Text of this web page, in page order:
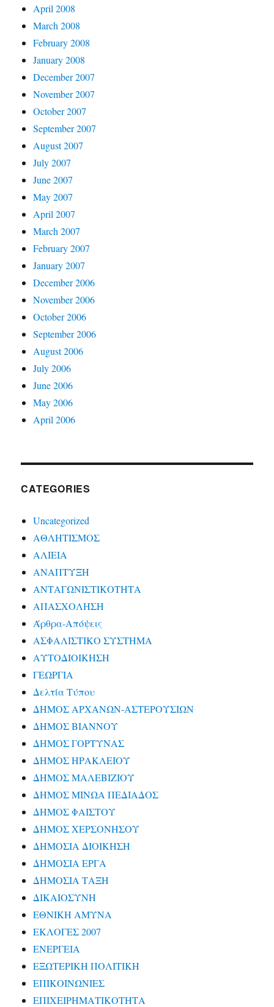
April 2008
March 2008
February 2008
January 2008
December 2007
November 2007
October 2007
September 2007
August 2007
July 2007
June 2007
May 2007
April 2007
March 2007
February 2007
January 2007
December 2006
November 2006
October 2006
September 2006
August 2006
July 2006
June 2006
May 2006
April 2006
CATEGORIES
Uncategorized
ΑΘΛΗΤΙΣΜΟΣ
ΑΛΙΕΙΑ
ΑΝΑΠΤΥΞΗ
ΑΝΤΑΓΩΝΙΣΤΙΚΟΤΗΤΑ
ΑΠΑΣΧΟΛΗΣΗ
Άρθρα-Απόψεις
ΑΣΦΑΛΙΣΤΙΚΟ ΣΥΣΤΗΜΑ
ΑΥΤΟΔΙΟΙΚΗΣΗ
ΓΕΩΡΓΙΑ
Δελτία Τύπου
ΔΗΜΟΣ ΑΡΧΑΝΩΝ-ΑΣΤΕΡΟΥΣΙΩΝ
ΔΗΜΟΣ ΒΙΑΝΝΟΥ
ΔΗΜΟΣ ΓΟΡΤΥΝΑΣ
ΔΗΜΟΣ ΗΡΑΚΛΕΙΟΥ
ΔΗΜΟΣ ΜΑΛΕΒΙΖΙΟΥ
ΔΗΜΟΣ ΜΙΝΩΑ ΠΕΔΙΑΔΟΣ
ΔΗΜΟΣ ΦΑΙΣΤΟΥ
ΔΗΜΟΣ ΧΕΡΣΟΝΗΣΟΥ
ΔΗΜΟΣΙΑ ΔΙΟΙΚΗΣΗ
ΔΗΜΟΣΙΑ ΕΡΓΑ
ΔΗΜΟΣΙΑ ΤΑΞΗ
ΔΙΚΑΙΟΣΥΝΗ
ΕΘΝΙΚΗ ΑΜΥΝΑ
ΕΚΛΟΓΕΣ 2007
ΕΝΕΡΓΕΙΑ
ΕΞΩΤΕΡΙΚΗ ΠΟΛΙΤΙΚΗ
ΕΠΙΚΟΙΝΩΝΙΕΣ
ΕΠΙΧΕΙΡΗΜΑΤΙΚΟΤΗΤΑ